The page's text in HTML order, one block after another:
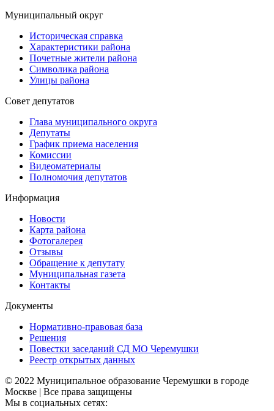
Муниципальный округ
Историческая справка
Характеристики района
Почетные жители района
Символика района
Улицы района
Совет депутатов
Глава муниципального округа
Депутаты
График приема населения
Комиссии
Видеоматериалы
Полномочия депутатов
Информация
Новости
Карта района
Фотогалерея
Отзывы
Обращение к депутату
Муниципальная газета
Контакты
Документы
Нормативно-правовая база
Решения
Повестки заседаний СД МО Черемушки
Реестр открытых данных
© 2022 Муниципальное образование Черемушки в городе
Москве | Все права защищены
Мы в социальных сетях: